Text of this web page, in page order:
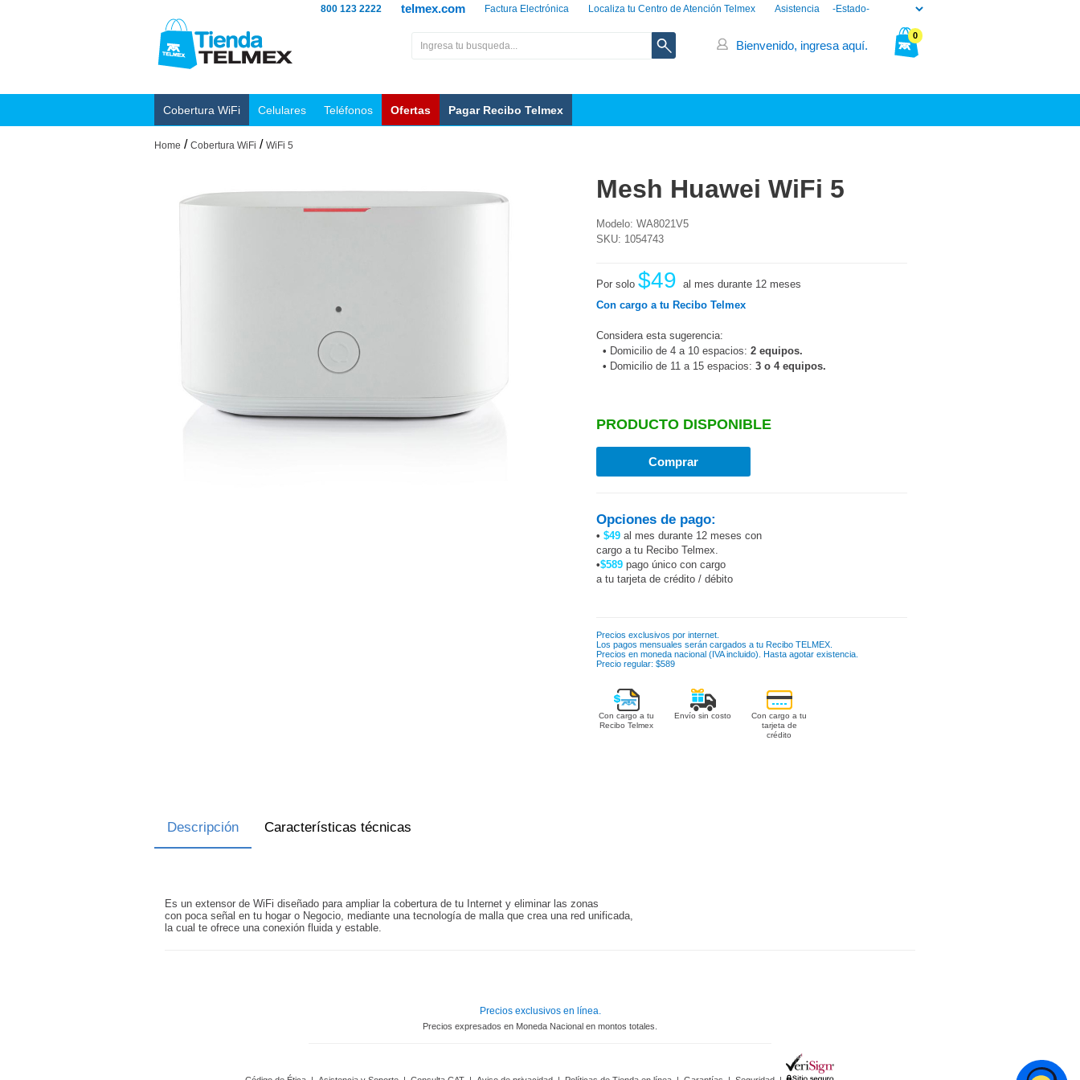
Asistencia
Localiza tu Centro de Atención Telmex
Factura Electrónica
telmex.com
800 123 2222
0
Bienvenido, ingresa aquí.
Cobertura WiFi Celulares Teléfonos Ofertas Pagar Recibo Telmex
Home / Cobertura WiFi / WiFi 5
Mesh Huawei WiFi 5
Modelo: WA8021V5
SKU: 1054743
Por solo $49 al mes durante 12 meses
Con cargo a tu Recibo Telmex
Considera esta sugerencia:
• Domicilio de 4 a 10 espacios: 2 equipos.
• Domicilio de 11 a 15 espacios: 3 o 4 equipos.
PRODUCTO DISPONIBLE
Opciones de pago:
• $49 al mes durante 12 meses con
cargo a tu Recibo Telmex.
•$589 pago único con cargo
a tu tarjeta de crédito / débito
Precios exclusivos por internet.
Los pagos mensuales serán cargados a tu Recibo TELMEX.
Precios en moneda nacional (IVA incluido). Hasta agotar existencia.
Precio regular: $589
Con cargo a tu
Recibo Telmex
Envío sin costo
Con cargo a tu
tarjeta de
crédito
Descripción Características técnicas
Es un extensor de WiFi diseñado para ampliar la cobertura de tu Internet y eliminar las zonas
con poca señal en tu hogar o Negocio, mediante una tecnología de malla que crea una red unificada,
la cual te ofrece una conexión fluida y estable.
Precios exclusivos en línea.
Precios expresados en Moneda Nacional en montos totales.